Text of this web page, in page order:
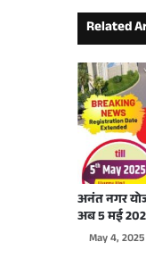
Related
अनंत नगर
अब 5 मई
May 4, 2025